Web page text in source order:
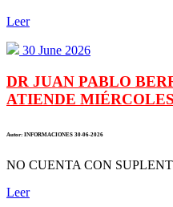
Leer
30 June 2026
DR JUAN PABLO
ATIENDE
Autor: INFORMACIONES 30-06-2026
NO CUENTA CON
Leer